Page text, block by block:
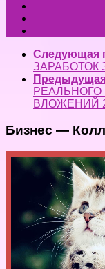
Следующая
ЗАРАБОТОК
РЕАЛЬНОГО
ВЛОЖЕНИЙ
Бизнес —